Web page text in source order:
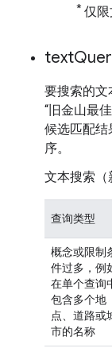
* 仅
text
要搜索的文
“旧金山最
候选匹配结
序。
文本搜索（
查询类型
概念或限制
件过多，例
在单个查询
包含多个地
点、道路或
市的名称